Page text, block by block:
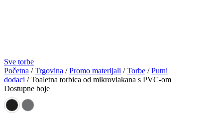
Sve torbe
Početna /Trgovina /Promo materijali /Torbe /Putni
dodaci / Toaletna torbica od mikrovlakana s PVC-om
Dostupne boje